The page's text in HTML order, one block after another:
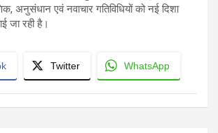
अनुसंधान एवं नवाचार गतिविधियों को नई दिशा
जा रही है।
Twitter WhatsApp